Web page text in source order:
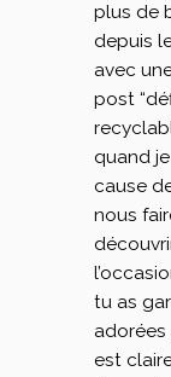
plus de
depuis
avec
post
quand
cause
nous
tu as
est